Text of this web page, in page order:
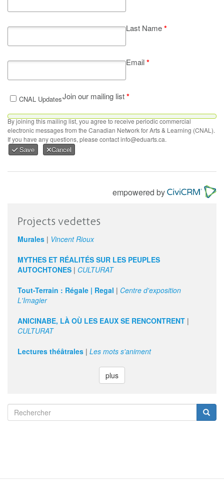
Last Name*
Email*
Join our mailing list*
CNAL Updates
By joining this mailing list, you agree to receive periodic commercial
electronic messages from the Canadian Network for Arts & Learning (CNAL).
If you have any questions, please contact info@eduarts.ca.
Save Cancel
empowered by
Projects vedettes
Murales | Vincent Rioux
MYTHES ET RÉALITÉS SUR LES PEUPLES
AUTOCHTONES | CULTURAT
Tout-Terrain : Régale | Regal | Centre d'exposition
L'Imagier
ANICINABE, LÀ OÙ LES EAUX SE RENCONTRENT |
CULTURAT
Lectures théâtrales | Les mots s'animent
plus
Search